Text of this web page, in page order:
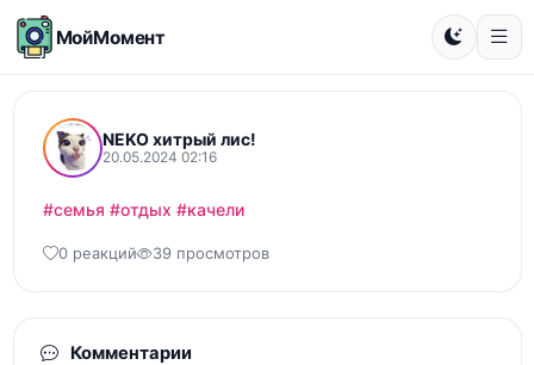
МойМомент
NEKO хитрый лис!
20.05.2024 02:16
#семья #отдых #качели
0 реакций 39 просмотров
Комментарии